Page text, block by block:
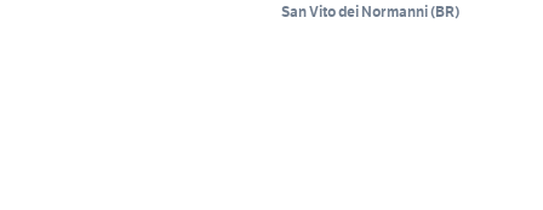
San Vito dei Normanni(BR)